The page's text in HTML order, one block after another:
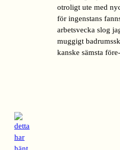
otroligt ute med
för ingenstans
arbetsvecka slog
muggigt
kanske sämsta